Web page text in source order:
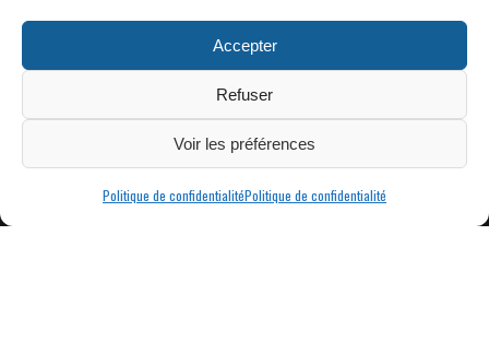
Accepter
Refuser
Voir les préférences
Politique de confidentialitéPolitique de confidentialité